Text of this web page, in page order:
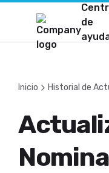
de
Inicio Historial de